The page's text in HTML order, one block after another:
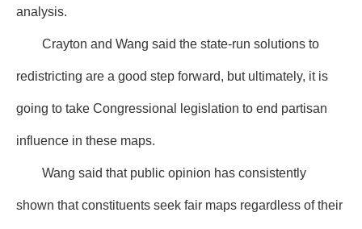
analysis.
Crayton and Wang said the state-run solutions to
redistricting are a good step forward, but ultimately, it is
going to take Congressional legislation to end partisan
influence in these maps.
Wang said that public opinion has consistently
shown that constituents seek fair maps regardless of their